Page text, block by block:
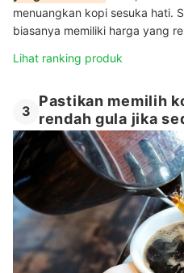
menuangkan kopi sesuka hati.
biasanya memiliki harga yang
Lihat ranking produk
3
Pastikan memilih
rendah gula jika